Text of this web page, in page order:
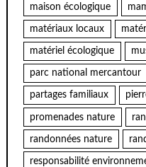
maison écologique
matériaux locaux
matériel écologique
parc national mercantour
partages familiaux
promenades nature
randonnées nature
responsabilité